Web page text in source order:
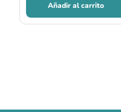
Añadir al carrito